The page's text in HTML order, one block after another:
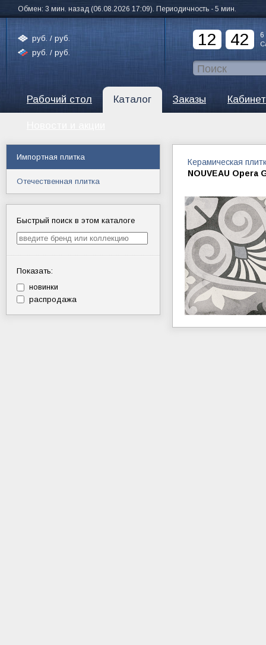
Обмен: 3 мин. назад (06.08.2026 17:09). Периодичность - 5 мин.
руб. / руб.
руб. / руб.
12 42 6
Рабочий стол Каталог Заказы Кабинет
Керамическая
NOUVEAU Opera
Импортная плитка
Отечественная плитка
Быстрый поиск в этом каталоге
Показать:
новинки
распродажа